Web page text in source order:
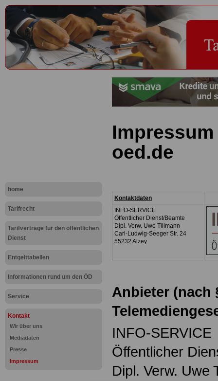
home
Tarifrecht
Tarifverträge für den öffentlichen
Dienst
Entgelttabellen
Informationen rund um den ÖD
Service
Kontakt
Wir über uns
Mediadaten
Presse
Impressum
oed.de
Kontaktdaten
INFO-SERVICE
Öffentlicher Dienst/Beamte
Dipl. Verw. Uwe Tillmann
Carl-Ludwig-Seeger Str. 24
55232 Alzey
Anbieter (nach
INFO-SERVICE
Öffentlicher
Dipl. Verw. Uwe